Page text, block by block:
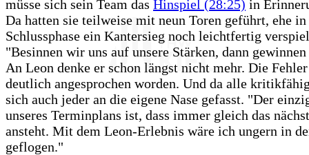
müsse sich sein Team das Hinspiel (28:25) in
Da hatten sie teilweise mit neun Toren geführt, ehe in
Schlussphase ein Kantersieg noch leichtfertig
"Besinnen wir uns auf unsere Stärken, dann
An Leon denke er schon längst nicht mehr. Die
deutlich angesprochen worden. Und da alle
sich auch jeder an die eigene Nase gefasst. "Der
unseres Terminplans ist, dass immer gleich das
ansteht. Mit dem Leon-Erlebnis wäre ich ungern in
geflogen."